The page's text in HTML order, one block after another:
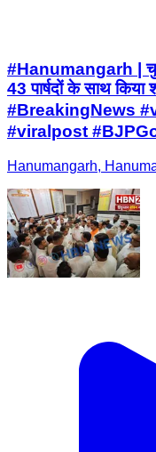
#Hanumangarh |
43 पार्षदों के साथ
#BreakingNews
#viralpost
Hanumangarh,